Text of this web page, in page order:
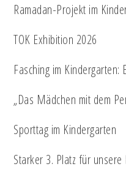
Ramadan-Projekt im
TOK Exhibition 2026
Fasching im Kindergarten:
„Das Mädchen mit dem
Sporttag im Kindergarten
Starker 3. Platz für